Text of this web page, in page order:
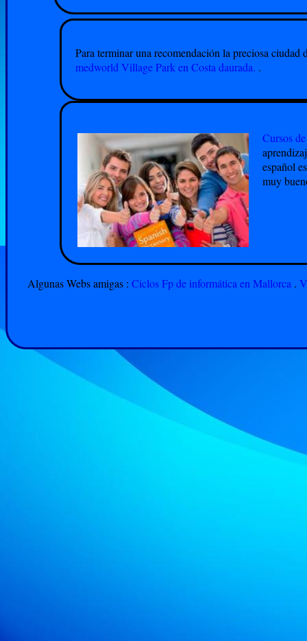
Para terminar una recomendación la preciosa ciudad
medworld Village Park en Costa daurada. .
Cursos
español
muy
Algunas Webs amigas : Ciclos Fp de informática en Mallorca .